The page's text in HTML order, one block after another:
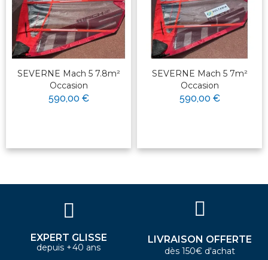
SEVERNE Mach 5 7.8m²
Occasion
590,00 €
SEVERNE Mach 5 7m²
Occasion
590,00 €
EXPERT GLISSE
depuis +40 ans
LIVRAISON OFFERTE
dès 150€ d'achat